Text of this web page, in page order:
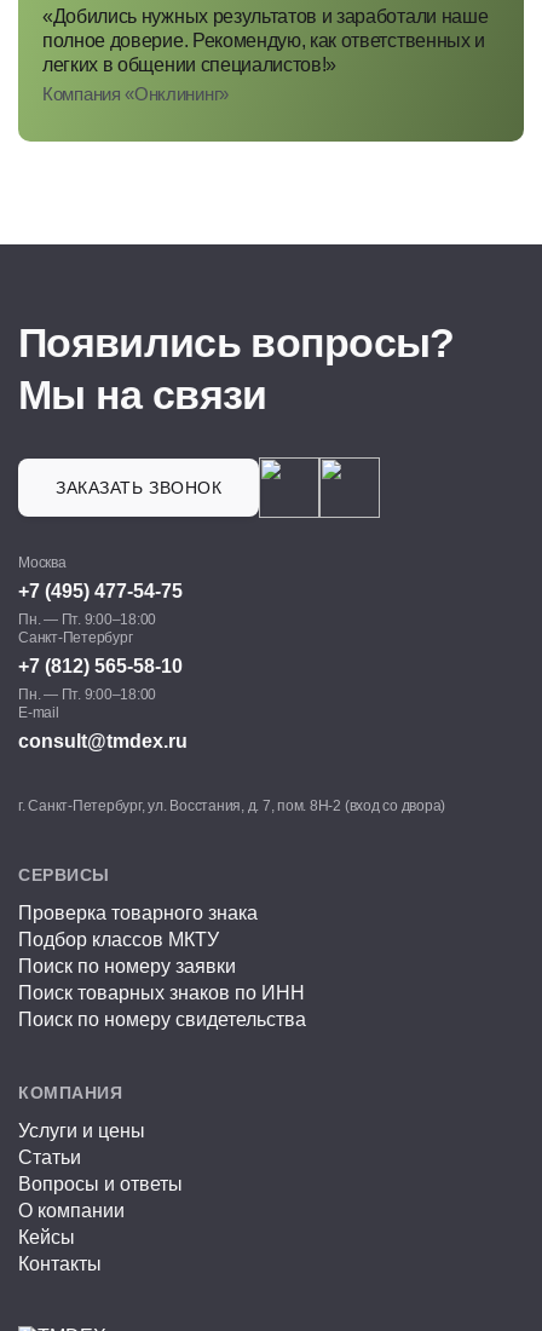
«Добились нужных результатов и заработали наше
полное доверие. Рекомендую, как ответственных и
легких в общении специалистов!»
Компания «Онклининг»
Появились вопросы?
Мы на связи
ЗАКАЗАТЬ ЗВОНОК
Москва
+7 (495) 477-54-75
Пн. — Пт. 9:00–18:00
Санкт-Петербург
+7 (812) 565-58-10
Пн. — Пт. 9:00–18:00
E-mail
consult@tmdex.ru
г. Санкт-Петербург, ул. Восстания, д. 7, пом. 8Н-2 (вход со двора)
СЕРВИСЫ
Проверка товарного знака
Подбор классов МКТУ
Поиск по номеру заявки
Поиск товарных знаков по ИНН
Поиск по номеру свидетельства
КОМПАНИЯ
Услуги и цены
Статьи
Вопросы и ответы
О компании
Кейсы
Контакты